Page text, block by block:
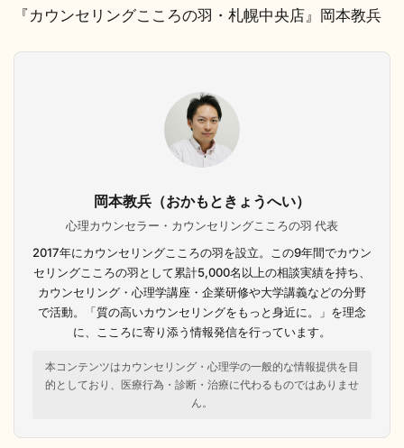
『カウンセリングこころの羽・札幌中央店』岡本教兵
岡本教兵（おかもときょうへい）
心理カウンセラー・カウンセリングこころの羽 代表
2017年にカウンセリングこころの羽を設立。この9年間でカウン
セリングこころの羽として累計5,000名以上の相談実績を持ち、
カウンセリング・心理学講座・企業研修や大学講義などの分野
で活動。「質の高いカウンセリングをもっと身近に。」を理念
に、こころに寄り添う情報発信を行っています。
本コンテンツはカウンセリング・心理学の一般的な情報提供を目
的としており、医療行為・診断・治療に代わるものではありませ
ん。